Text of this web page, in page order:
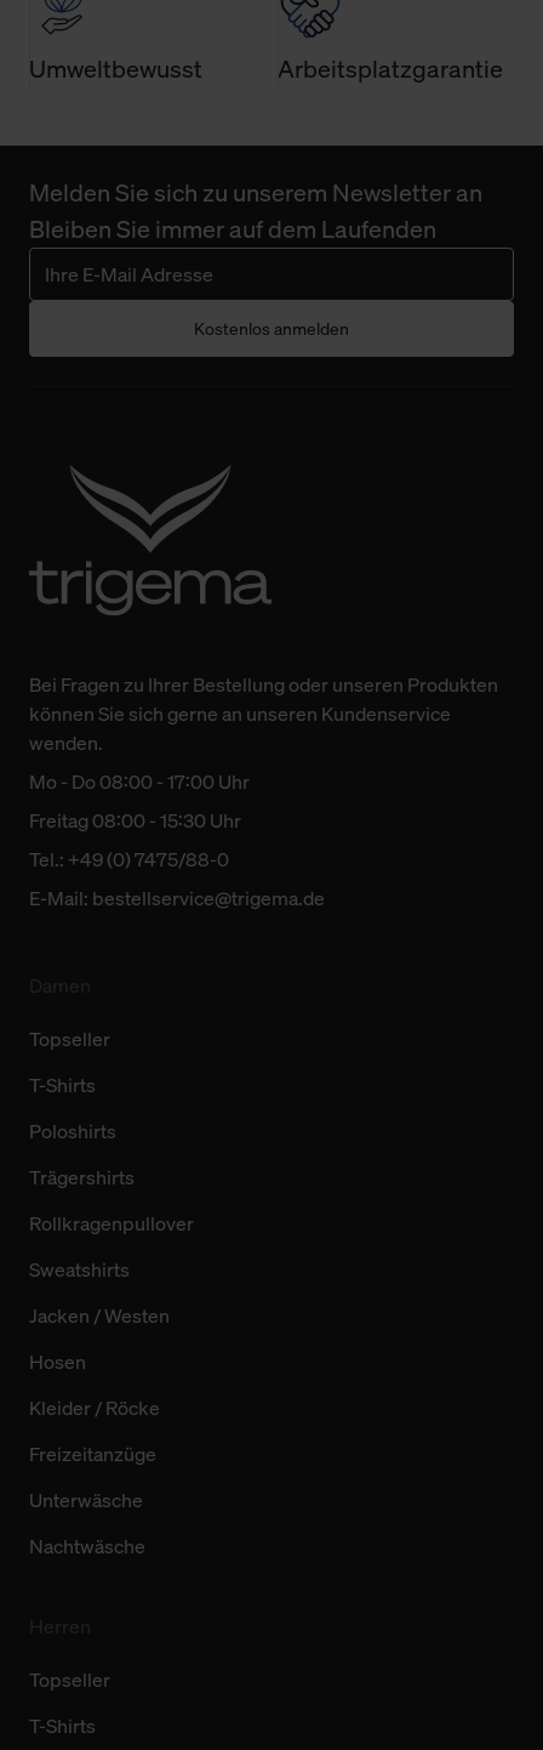
Umweltbewusst Arbeitsplatzgarantie
Melden Sie sich zu unserem Newsletter an
Bleiben Sie immer auf dem Laufenden
Kostenlos anmelden
Bei Fragen zu Ihrer Bestellung oder unseren Produkten
können Sie sich gerne an unseren Kundenservice
wenden.
Mo - Do 08:00 - 17:00 Uhr
Freitag 08:00 - 15:30 Uhr
Tel.: +49 (0) 7475/88-0
E-Mail: bestellservice@trigema.de
Topseller
T-Shirts
Poloshirts
Trägershirts
Rollkragenpullover
Sweatshirts
Jacken / Westen
Hosen
Kleider / Röcke
Freizeitanzüge
Unterwäsche
Nachtwäsche
Topseller
T-Shirts